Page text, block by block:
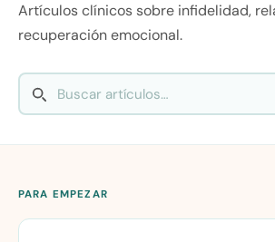
Artículos clínicos sobre infidelidad,
recuperación emocional.
PARA EMPEZAR